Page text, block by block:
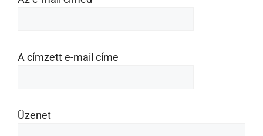
A címzett e-mail címe
Üzenet